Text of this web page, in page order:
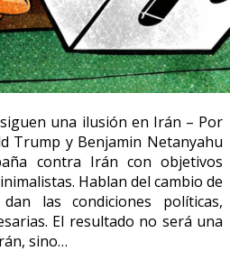
una ilusión en Irán – Por
Trump y Benjamin Netanyahu
contra Irán con objetivos
Hablan del cambio de
las condiciones políticas,
El resultado no será una
sino…